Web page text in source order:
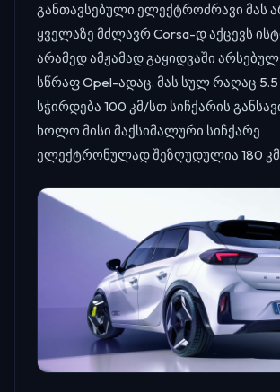
განთავსებული ელექტროძრავი მას
ყველაზე მძლავრ Corsa-დ აქცევს
არამედ ამჟამად გაყიდვაში
სწრაფ Opel-ადაც. მას სულ რაღაც 5.5
სჭირდება 100 კმ/სთ სიჩქარის
ხოლო მისი მაქსიმალური სიჩქარე
ელექტრონულად შეზღუდულია 180